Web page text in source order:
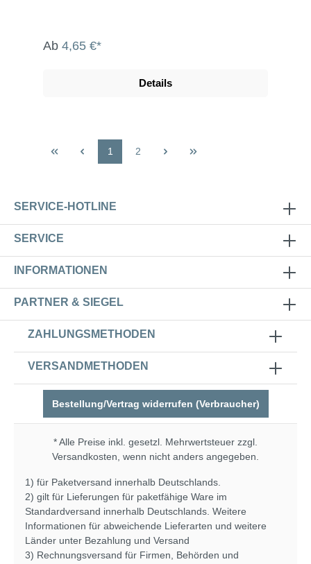
Ab 4,65 €*
Details
1 2
SERVICE-HOTLINE
SERVICE
INFORMATIONEN
PARTNER & SIEGEL
ZAHLUNGSMETHODEN
VERSANDMETHODEN
Bestellung/Vertrag widerrufen (Verbraucher)
* Alle Preise inkl. gesetzl. Mehrwertsteuer zzgl.
Versandkosten , wenn nicht anders angegeben.
1) für Paketversand innerhalb Deutschlands.
2) gilt für Lieferungen für paketfähige Ware im
Standardversand innerhalb Deutschlands. Weitere
Informationen für abweichende Lieferarten und weitere
Länder unter Bezahlung und Versand
3) Rechnungsversand für Firmen, Behörden und